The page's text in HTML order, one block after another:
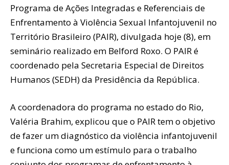
Programa de Ações Integradas e Referenciais de
Enfrentamento à Violência Sexual Infantojuvenil no
Território Brasileiro (PAIR), divulgada hoje (8), em
seminário realizado em Belford Roxo. O PAIR é
coordenado pela Secretaria Especial de Direitos
Humanos (SEDH) da Presidência da República.
A coordenadora do programa no estado do Rio,
Valéria Brahim, explicou que o PAIR tem o objetivo
de fazer um diagnóstico da violência infantojuvenil
e funciona como um estímulo para o trabalho